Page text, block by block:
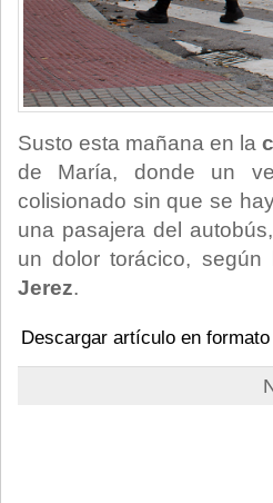
Susto esta mañana en la
de María, donde un
colisionado sin que se
una pasajera del
un dolor torácico,
Jerez.
Descargar artículo en